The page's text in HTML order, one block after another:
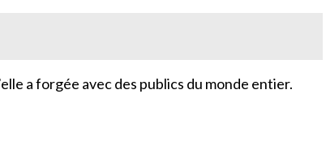
a forgée avec des publics du monde entier.